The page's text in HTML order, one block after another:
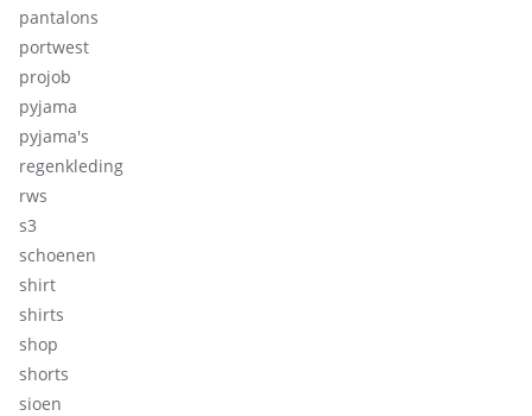
pantalons
portwest
projob
pyjama
pyjama's
regenkleding
rws
s3
schoenen
shirt
shirts
shop
shorts
sioen